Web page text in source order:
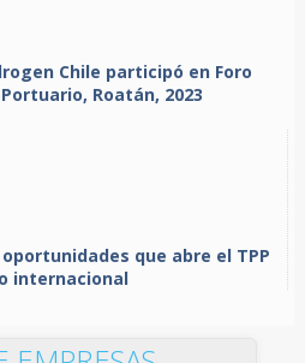
Chile participó en Foro
Roatán, 2023
que abre el TPP
internacional